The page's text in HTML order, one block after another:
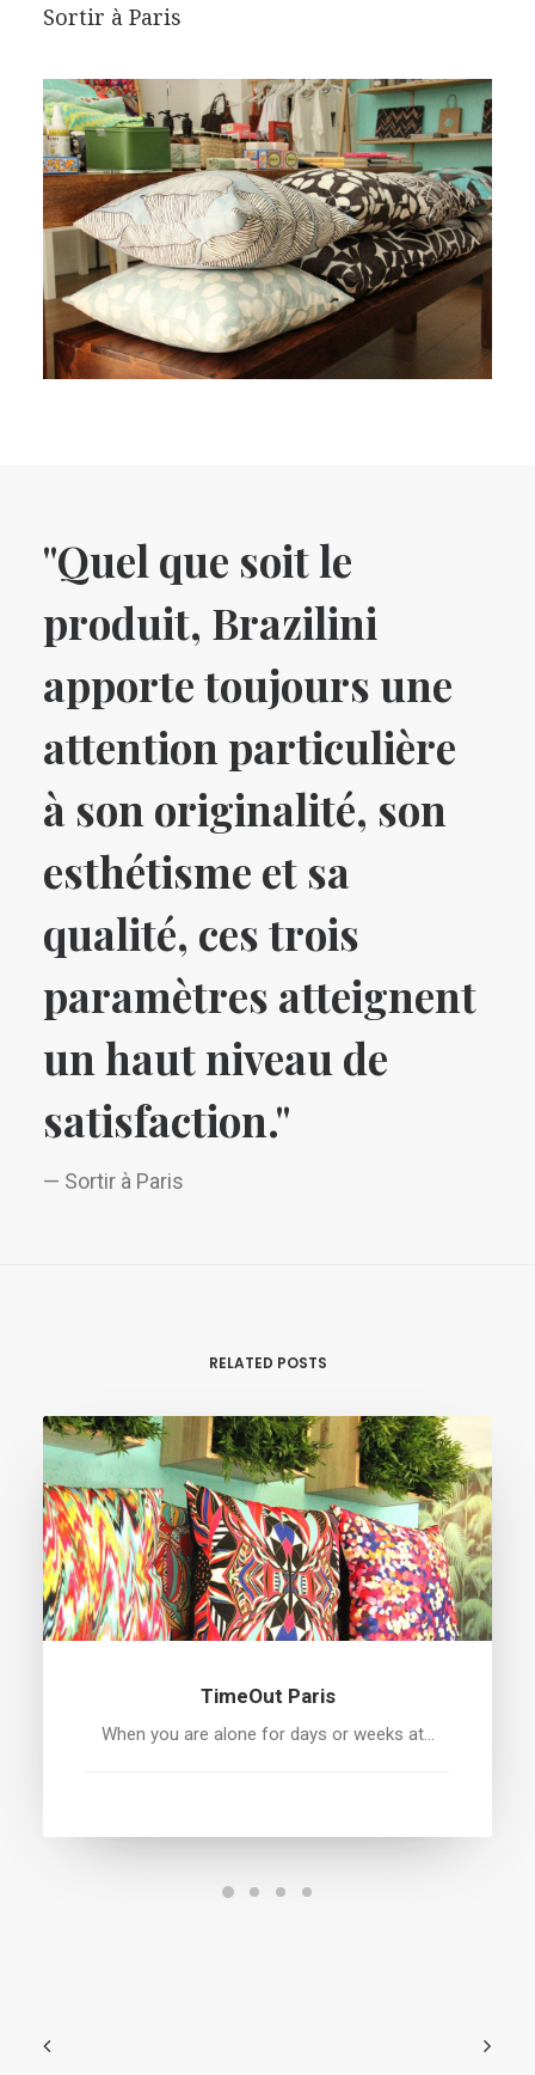
Sortir à Paris
"Quel que soit le
produit, Brazilini
apporte toujours une
attention particulière
à son originalité, son
esthétisme et sa
qualité, ces trois
paramètres atteignent
un haut niveau de
satisfaction."
— Sortir à Paris
RELATED POSTS
TimeOut Paris
When you are alone for days or weeks at…